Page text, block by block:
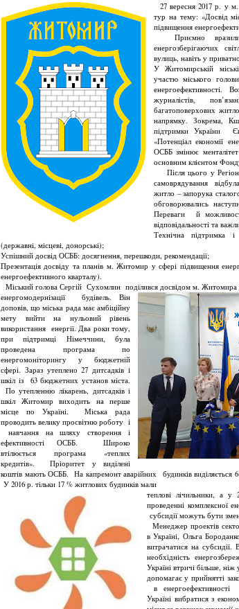
27 вересня 2017 р. у
тур на тему: «Досвід
підвищення
Приємно вразили
енергозберігаючих
вулиць, навіть у
У Житомирській
участю міського
енергоефективності.
журналістів,
багатоповерхових
напрямку. Зокрема,
підтримки України
«Потенціал економії
ОСББ змінює
основним клієнтом
Після цього у
самоврядування
житло – запорука
обговорювались
Переваги й
відповідальності та
Технічна підтримка і
(державні, місцеві, донорські);
Успішний досвід ОСББ: досягнення, перешкоди, рекомендації;
Презентація досвіду та планів м. Житомир у сфері підвищення
енергоефективного кварталу).
Міський голова Сергій Сухомлин поділився досвідом м. Житомира
енергомодернізації будівель. Він
доповів, що міська рада має амбіційну
мету вийти на нульовий рівень
використання енергії. Два роки тому,
при підтримці Німеччини, була
проведена програма по
енергомоніторингу у бюджетній
сфері. Зараз утеплено 27 дитсадків і
шкіл із 63 бюджетних установ міста.
По утепленню лікарень, дитсадків і
шкіл Житомир виходить на перше
місце по Україні. Міська рада
проводить велику просвітню роботу і
навчання на шляху створення і
ефективності ОСББ. Широко
втілюється програма «теплих
кредитів». Пріоритет у виділені
коштів мають ОСББ. На капремонт аварійних будинків виділяється
У 2016 р. тільки 17 % житлових будинків мали
теплові лічильники, а
проведенні комплексної
субсидії можуть бути
Менеджер проектів
в Україні, Ольга
витрачатися на
необхідність
Україні втричі більше,
допомагає у прийнятті
в
Україні вибратися з